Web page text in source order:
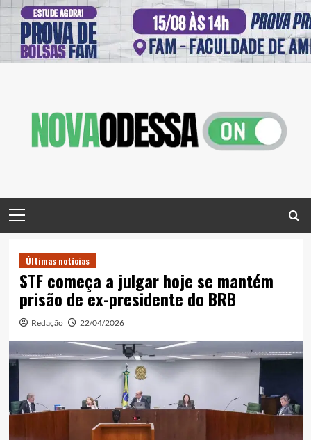
Menu
Últimas notícias
STF começa a julgar hoje se mantém
prisão de ex-presidente do BRB
Redação 22/04/2026